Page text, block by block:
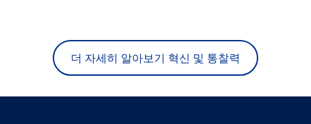
더 자세히 알아보기 혁신 및 통찰력